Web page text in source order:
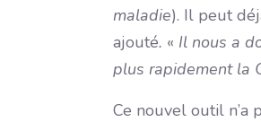
maladie). Il peut
ajouté. « Il nous a
plus rapidement la
Ce nouvel outil n’a